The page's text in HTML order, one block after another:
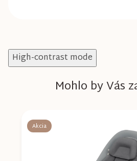
High-contrast mode
Mohlo by Vás
Akcia